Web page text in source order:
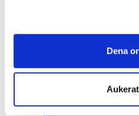
If you allow, we would also
Collect information
Identify your device
specific characteristics
Dena